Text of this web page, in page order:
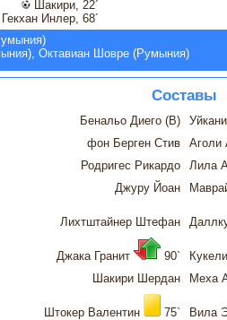
Шакири, 22´
Гекхан Инлер, 68´
Октавиан Шовре (Румыния)
Составы
Бенальо Диего (В)
фон Берген Стив
Аголи
Родригес Рикардо
Лила
Джуру Йоан
Лихтштайнер Штефан
Джака Гранит 90`
Шакири Шердан
Меха
Штокер Валентин 75` Вила